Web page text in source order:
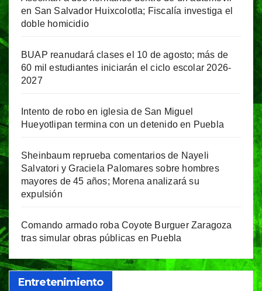
en San Salvador Huixcolotla; Fiscalía investiga el
doble homicidio
BUAP reanudará clases el 10 de agosto; más de
60 mil estudiantes iniciarán el ciclo escolar 2026-
2027
Intento de robo en iglesia de San Miguel
Hueyotlipan termina con un detenido en Puebla
Sheinbaum reprueba comentarios de Nayeli
Salvatori y Graciela Palomares sobre hombres
mayores de 45 años; Morena analizará su
expulsión
Comando armado roba Coyote Burguer Zaragoza
tras simular obras públicas en Puebla
Entretenimiento